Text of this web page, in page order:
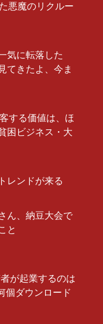
悪魔のリクルー
気に転落した
てきたよ、今ま
する価値は、ほ
困ビジネス・大
レンドが来る
ん、納豆大会で
と
が起業するのは
個ダウンロード